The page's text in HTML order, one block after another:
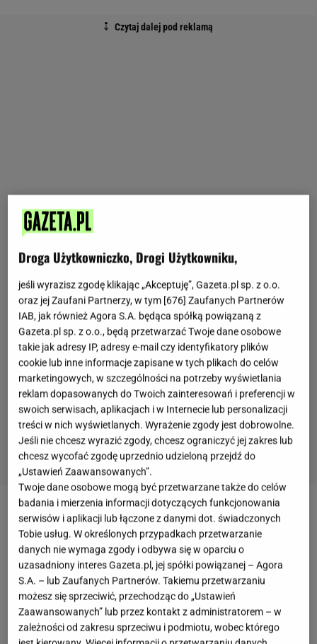
Damian Janikowski vs. Aleksandar Ilić
Damian Janikowskipodczas Igrzysk Olimpijskich w
Londyniew 2012 roku zdobył brązowy medalw
zapasach w stylu klasycznym w kategorii wagowej
do 84 kg. Fani zapasów z pewnością pamiętają jego
walki i to jak Damian cieszył się z wygranej (wykonał
Droga Użytkowniczko, Drogi Użytkowniku,
jeśli wyrazisz zgodę klikając „Akceptuję”, Gazeta.pl sp. z o.o.
oraz jej Zaufani Partnerzy, w tym [676] Zaufanych Partnerów
IAB, jak również Agora S.A. będąca spółką powiązaną z
Gazeta.pl sp. z o.o., będą przetwarzać Twoje dane osobowe
takie jak adresy IP, adresy e-mail czy identyfikatory plików
cookie lub inne informacje zapisane w tych plikach do celów
marketingowych, w szczególności na potrzeby wyświetlania
reklam dopasowanych do Twoich zainteresowań i preferencji w
swoich serwisach, aplikacjach i w Internecie lub personalizacji
treści w nich wyświetlanych. Wyrażenie zgody jest dobrowolne.
Jeśli nie chcesz wyrazić zgody, chcesz ograniczyć jej zakres lub
chcesz wycofać zgodę uprzednio udzieloną przejdź do
„Ustawień Zaawansowanych”.
Twoje dane osobowe mogą być przetwarzane także do celów
badania i mierzenia informacji dotyczących funkcjonowania
serwisów i aplikacji lub łączone z danymi dot. świadczonych
Tobie usług. W określonych przypadkach przetwarzanie
danych nie wymaga zgody i odbywa się w oparciu o
uzasadniony interes Gazeta.pl, jej spółki powiązanej – Agora
S.A. – lub Zaufanych Partnerów. Takiemu przetwarzaniu
możesz się sprzeciwić, przechodząc do „Ustawień
Zaawansowanych” lub przez kontakt z administratorem – w
zależności od zakresu sprzeciwu i podmiotu, wobec którego